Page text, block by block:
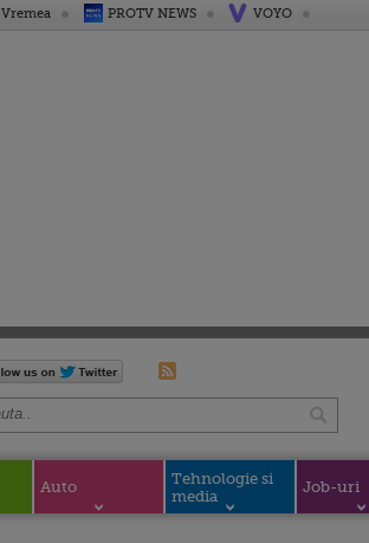
Vremea PROTV NEWS VOYO
Auto
Tehnologie si
media
Job-uri